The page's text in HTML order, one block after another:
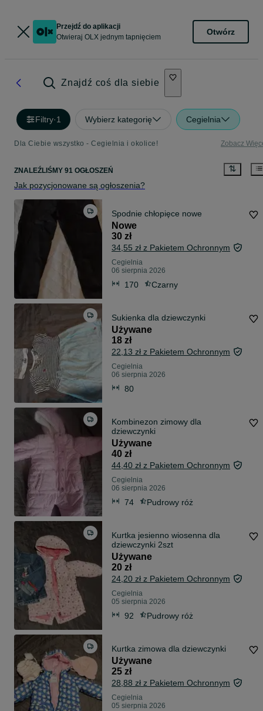
Przejdź do aplikacji
Otwieraj OLX jednym tapnięciem
Otwórz
Znajdź coś dla siebie
Filtry·1 Wybierz kategorię Cegielnia
Dla Ciebie wszystko - Cegielnia i okolice! Zobacz
ZNALEŹLIŚMY 91 OGŁOSZEŃ
Jak pozycjonowane są ogłoszenia?
Spodnie chłopięce nowe
Nowe
30 zł
34,55 zł z Pakietem Ochronnym
Cegielnia
06 sierpnia 2026
170 Czarny
Sukienka dla dziewczynki
Używane
18 zł
22,13 zł z Pakietem Ochronnym
Cegielnia
06 sierpnia 2026
80
Kombinezon zimowy dla
dziewczynki
Używane
40 zł
44,40 zł z Pakietem Ochronnym
Cegielnia
06 sierpnia 2026
74 Pudrowy róż
Kurtka jesienno wiosenna dla
dziewczynki 2szt
Używane
20 zł
24,20 zł z Pakietem Ochronnym
Cegielnia
05 sierpnia 2026
92 Pudrowy róż
Kurtka zimowa dla dziewczynki
Używane
25 zł
28,88 zł z Pakietem Ochronnym
Cegielnia
05 sierpnia 2026